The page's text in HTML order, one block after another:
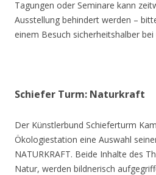
Tagungen oder Seminare kann
Ausstellung behindert werden –
einem Besuch sicherheitshalber bei
Schiefer Turm: Naturkraft
Der Künstlerbund Schieferturm
Ökologiestation eine Auswahl
NATURKRAFT. Beide Inhalte des
Natur, werden bildnerisch